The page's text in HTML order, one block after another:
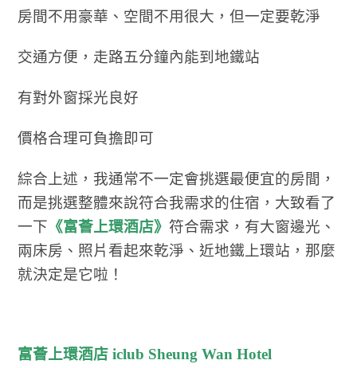
房間不用豪華、空間不用很大，但一定要乾淨
交通方便，走路五分鐘內能到地鐵站
有對外窗採光良好
價格合理可負擔即可
綜合上述，我通常不一定會挑選最便宜的房間，
而是挑選整體來說符合我需求的住宿，大致看了
一下 《富薈上環酒店》 符合需求，有大窗邊光、
兩床房、照片看起來乾淨、近地鐵上環站，那麼
就決定是它啦！
富薈上環酒店 iclub Sheung Wan Hotel